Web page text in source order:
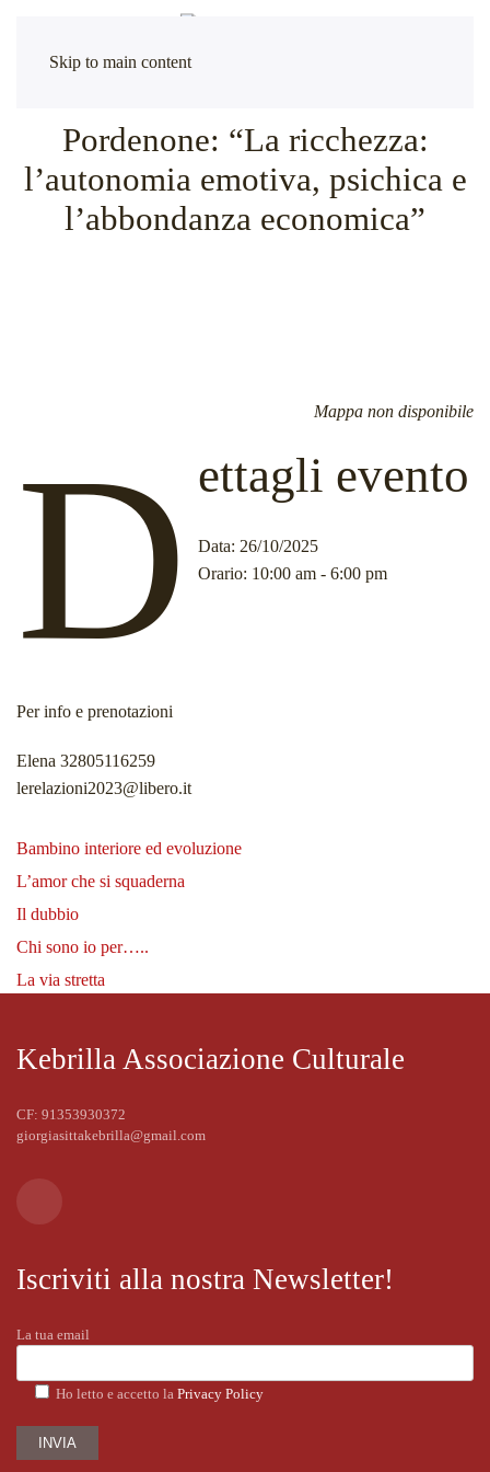
Skip to main content
Pordenone: “La ricchezza:
l’autonomia emotiva, psichica e
l’abbondanza economica”
Mappa non disponibile
D ettagli evento
Data: 26/10/2025
Orario: 10:00 am - 6:00 pm
Per info e prenotazioni
Elena 32805116259
lerelazioni2023@libero.it
Bambino interiore ed evoluzione
L’amor che si squaderna
Il dubbio
Chi sono io per…..
La via stretta
Kebrilla Associazione Culturale
CF: 91353930372
giorgiasittakebrilla@gmail.com
Iscriviti alla nostra Newsletter!
La tua email
Ho letto e accetto la Privacy Policy